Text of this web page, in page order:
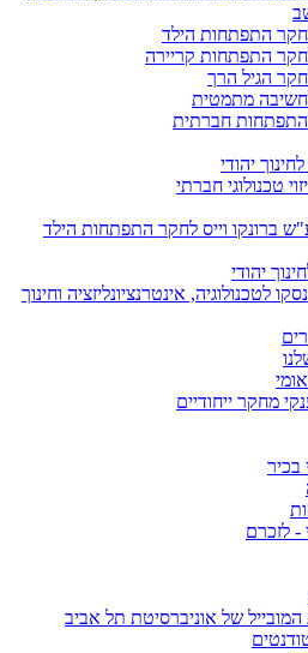
התפתחות הילד
התפתחות קריירה
הגיל הרך
מתמטית
חברתית
יהודי
טכנולוגי חברתי
ברונקו וייס לחקר התפתחות הילד
יהודי
לטכנולוגיה, אינטרנציונליזציה וחינוך
מחקר ייחודיים
בכיר
- לזכרם
המובייל של אוניברסיטת תל אביב